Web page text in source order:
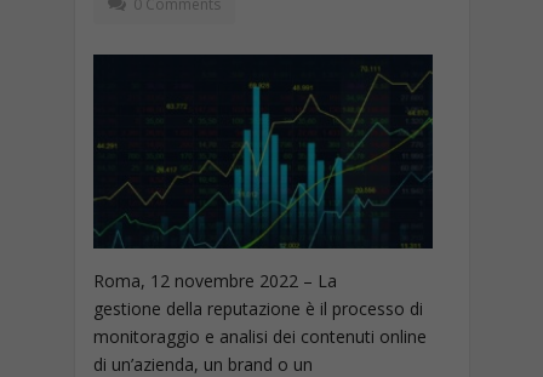
0 Comments
Roma, 12 novembre 2022 – La
gestione della reputazione è il processo di
monitoraggio e analisi dei contenuti online
di un’azienda, un brand o un